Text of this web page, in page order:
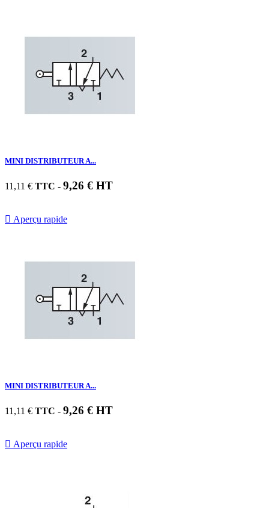
MINI DISTRIBUTEUR A...
11,11 € TTC - 9,26 € HT
 Aperçu rapide
MINI DISTRIBUTEUR A...
11,11 € TTC - 9,26 € HT
 Aperçu rapide